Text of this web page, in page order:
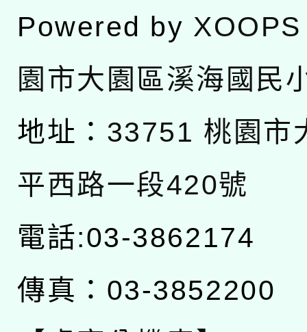
Powered by XOOPS
園市大園區溪海國民
地址： 33751 桃園市
平西路一段420號
電話:03-3862174
傳真：03-3852200